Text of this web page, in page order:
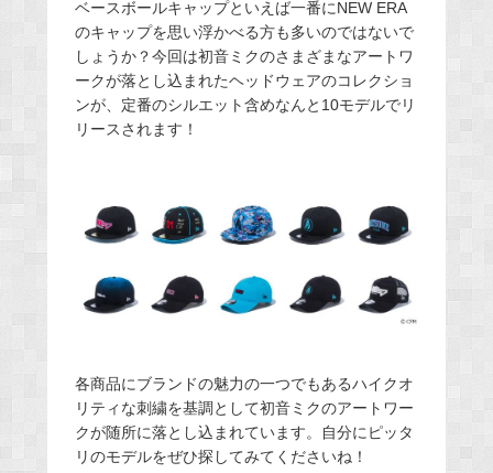
ベースボールキャップといえば一番にNEW ERA
のキャップを思い浮かべる方も多いのではないで
しょうか？今回は初音ミクのさまざまなアートワ
ークが落とし込まれたヘッドウェアのコレクショ
ンが、定番のシルエット含めなんと10モデルでリ
リースされます！
各商品にブランドの魅力の一つでもあるハイクオ
リティな刺繍を基調として初音ミクのアートワー
クが随所に落とし込まれています。自分にピッタ
リのモデルをぜひ探してみてくださいね！